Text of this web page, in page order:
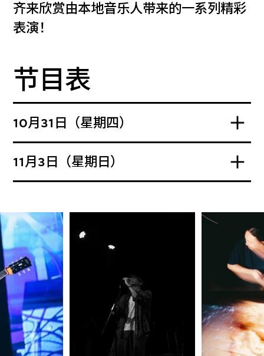
齐来欣赏由本地音乐人带来的一系列精彩
表演！
节目表
10月31日（星期四）
11月3日（星期日）